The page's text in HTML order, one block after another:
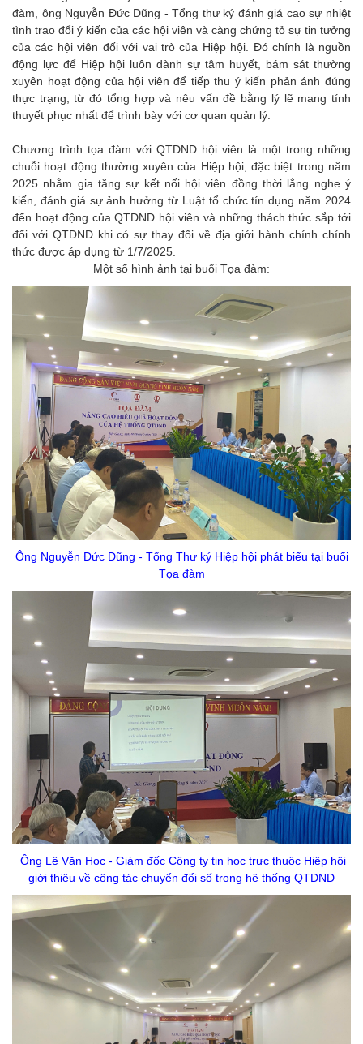
đàm, ông Nguyễn Đức Dũng - Tổng thư ký đánh giá cao sự nhiệt
tình trao đổi ý kiến của các hội viên và càng chứng tỏ sự tin tưởng
của các hội viên đối với vai trò của Hiệp hội. Đó chính là nguồn
động lực để Hiệp hội luôn dành sự tâm huyết, bám sát thường
xuyên hoạt động của hội viên để tiếp thu ý kiến phản ánh đúng
thực trạng; từ đó tổng hợp và nêu vấn đề bằng lý lẽ mang tính
thuyết phục nhất để trình bày với cơ quan quản lý.
Chương trình tọa đàm với QTDND hội viên là một trong những
chuỗi hoạt động thường xuyên của Hiệp hội, đặc biệt trong năm
2025 nhằm gia tăng sự kết nối hội viên đồng thời lắng nghe ý
kiến, đánh giá sự ảnh hưởng từ Luật tổ chức tín dụng năm 2024
đến hoạt động của QTDND hội viên và những thách thức sắp tới
đối với QTDND khi có sự thay đổi về địa giới hành chính chính
thức được áp dụng từ 1/7/2025.
Một số hình ảnh tại buổi Tọa đàm:
Ông Nguyễn Đức Dũng - Tổng Thư ký Hiệp hội phát biểu tại buổi
Tọa đàm
Ông Lê Văn Học - Giám đốc Công ty tin học trực thuộc Hiệp hội
giới thiệu về công tác chuyển đổi số trong hệ thống QTDND